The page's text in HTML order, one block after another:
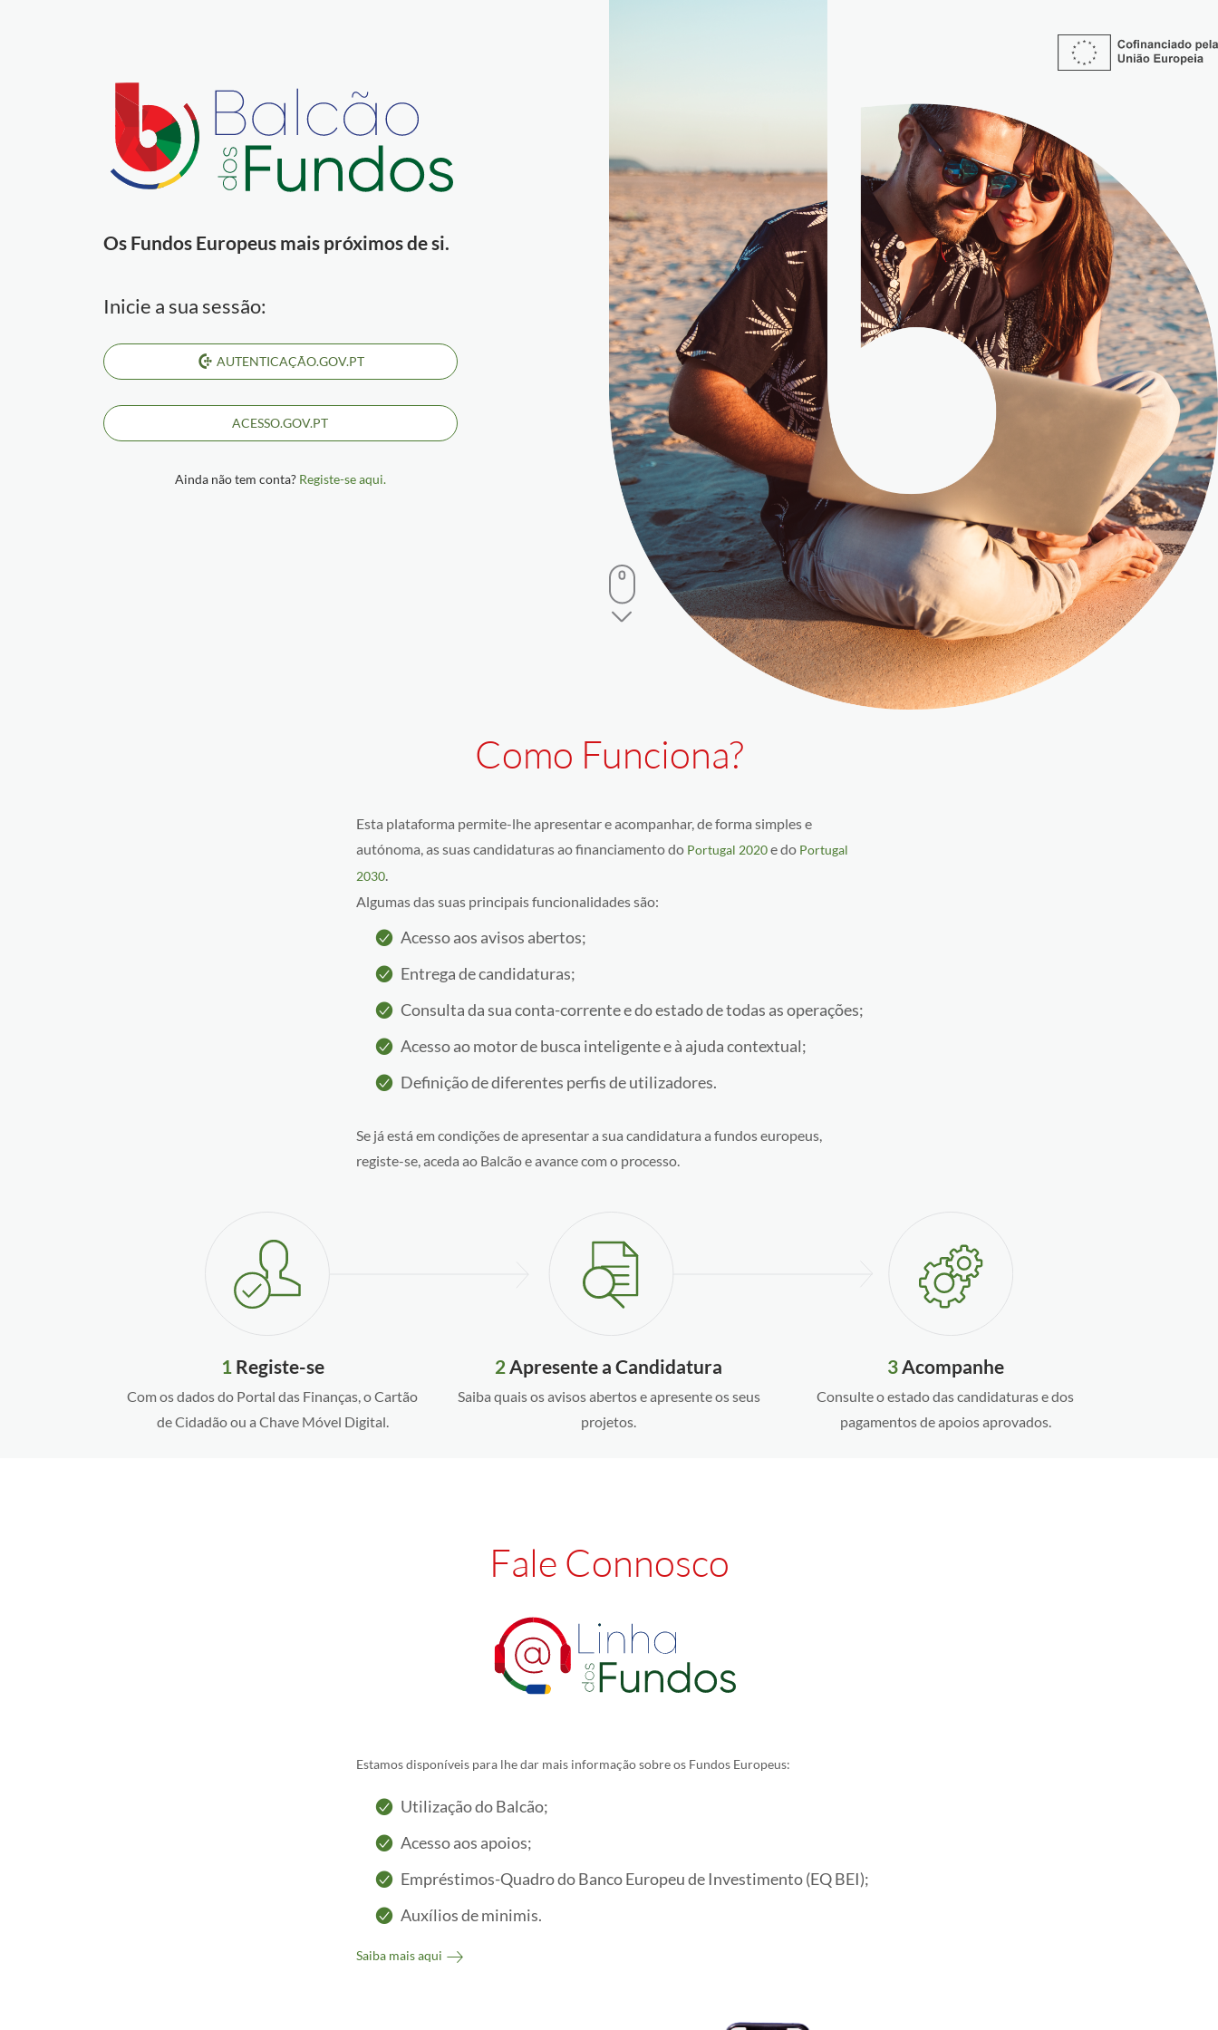
Os Fundos Europeus mais próximos de si.
Inicie a sua sessão:
AUTENTICAÇÃO.GOV.PT
ACESSO.GOV.PT
Ainda não tem conta? Registe-se aqui.
Como Funciona?
Esta plataforma permite-lhe apresentar e acompanhar, de forma simples e
autónoma, as suas candidaturas ao financiamento do Portugal 2020e do Portugal
2030
Algumas das suas principais funcionalidades são:
Acesso aos avisos abertos;
Entrega de candidaturas;
Consulta da sua conta-corrente e do estado de todas as operações;
Acesso ao motor de busca inteligente e à ajuda contextual;
Definição de diferentes perfis de utilizadores.
Se já está em condições de apresentar a sua candidatura a fundos europeus,
registe-se, aceda ao Balcão e avance com o processo.
1 Registe-se
Com os dados do Portal das Finanças, o Cartão
de Cidadão ou a Chave Móvel Digital.
2 Apresente a Candidatura
Saiba quais os avisos abertos e apresente os seus
projetos.
3Acompanhe
Consulte o estado das candidaturas e dos
pagamentos de apoios aprovados.
Fale Connosco
Estamos disponíveis para lhe dar mais informação sobre os Fundos Europeus:
Utilização do Balcão;
Acesso aos apoios;
Empréstimos-Quadro do Banco Europeu de Investimento (EQ BEI);
Auxílios de minimis.
Saiba mais aqui